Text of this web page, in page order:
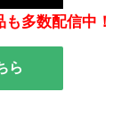
多数配信中！
ら